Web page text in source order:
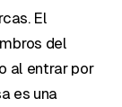
El
del
al entrar por
es una